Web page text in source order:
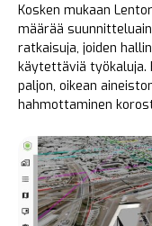
Kosken mukaan
määrää
ratkaisuja, joiden
käytettäviä työkaluja.
paljon, oikean
hahmottaminen